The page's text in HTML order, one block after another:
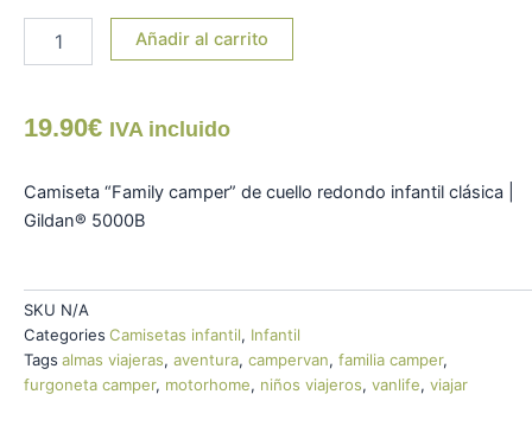
Añadir al carrito
19.90€ IVA incluido
Camiseta “Family camper” de cuello redondo infantil clásica |
Gildan® 5000B
SKU N/A
Categories Camisetas infantil, Infantil
Tags almas viajeras, aventura, campervan, familia camper,
furgoneta camper, motorhome, niños viajeros, vanlife, viajar